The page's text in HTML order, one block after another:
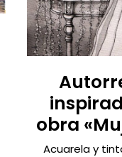
obra
Acuarela y